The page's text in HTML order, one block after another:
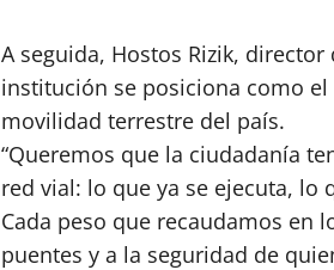
A seguida, Hostos Rizik,
institución se posiciona como
movilidad terrestre del país.
“Queremos que la ciudadanía
red vial: lo que ya se ejecuta, lo
Cada peso que recaudamos en
puentes y a la seguridad de